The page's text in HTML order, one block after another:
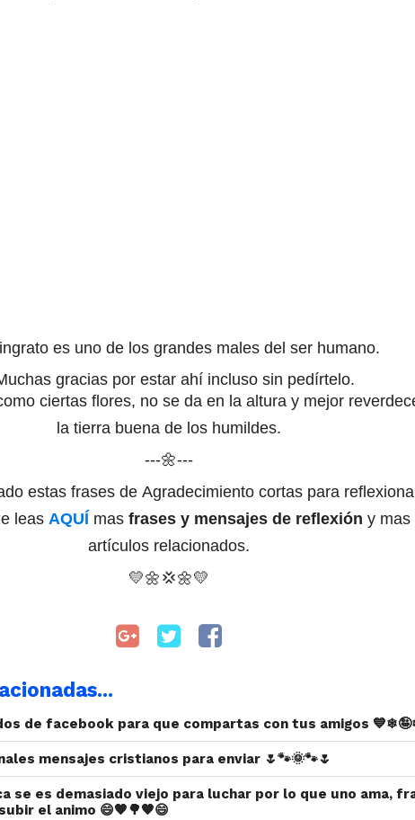
es uno de los grandes males del ser humano.
gracias por estar ahí incluso sin pedírtelo.
ciertas flores, no se da en la altura y mejor
la tierra buena de los humildes.
---🌼---
estas frases de Agradecimiento cortas para
leas AQUÍ mas frases y mensajes de reflexión y mas
artículos relacionados.
💛🌼 💢🌼💛
de facebook para que compartas con tus amigos
mensajes cristianos para enviar 🌷🐾🌞🐾🌷
se es demasiado viejo para luchar por lo que uno ama,
el animo 😄🧡🌳🧡😄